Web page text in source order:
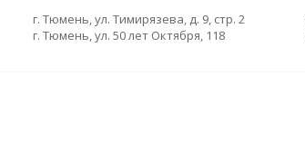
г. Тюмень, ул. Тимирязева, д. 9, стр. 2
г. Тюмень, ул. 50 лет Октября, 118